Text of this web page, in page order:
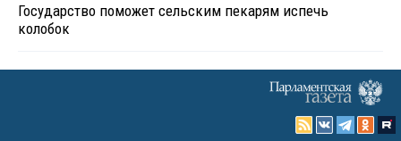
Государство поможет сельским пекарям испечь
колобок